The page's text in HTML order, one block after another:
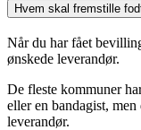
Hvem skal fremstille
Når du har fået
ønskede leverandør.
De fleste kommuner
eller en bandagist,
leverandør.